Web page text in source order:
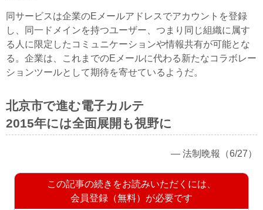
同サービスは企業のEメールアドレスでアカウントを登録
し、同一ドメインを持つユーザー、つまり同じ組織に属す
る人に限定したコミュニケーションや情報共有が可能とな
る。企業は、これまでのEメールに代わる新たなコラボレー
ションツールとして期待を寄せているようだ。
北京市で進む電子カルテ
2015年には全面展開も視野に
― 法制晩報（6/27）
この記事の続きをお読みいただくには、
会員登録（無料）が必要です